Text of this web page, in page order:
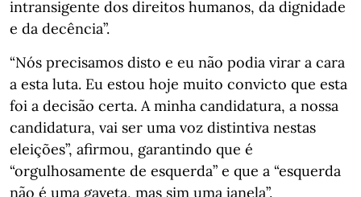
intransigente dos direitos humanos, da dignidade
e da decência”.
“Nós precisamos disto e eu não podia virar a cara
a esta luta. Eu estou hoje muito convicto que esta
foi a decisão certa. A minha candidatura, a nossa
candidatura, vai ser uma voz distintiva nestas
eleições”, afirmou, garantindo que é
“orgulhosamente de esquerda” e que a “esquerda
não é uma gaveta, mas sim uma janela”.